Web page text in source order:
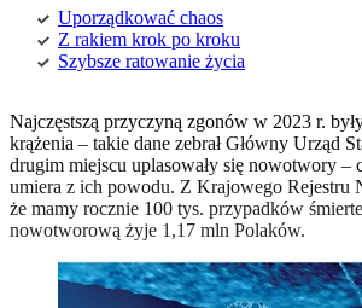
Uporządkować chaos
Z rakiem krok po kroku
Szybsze ratowanie życia
Najczęstszą przyczyną zgonów w 2023 r.
krążenia – takie dane zebrał Główny Urząd
drugim miejscu uplasowały się nowotwory –
umiera z ich powodu. Z Krajowego
że mamy rocznie 100 tys. przypadków
nowotworową żyje 1,17 mln Polaków.